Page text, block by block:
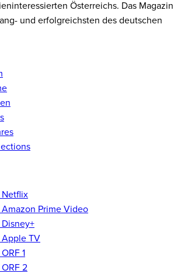
Österreichs. Das Magazin
und erfolgreichsten des deutschen
Netflix
Prime Video
Apple TV
1
2